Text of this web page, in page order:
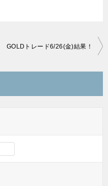
GOLDトレード6/26(金)結果！